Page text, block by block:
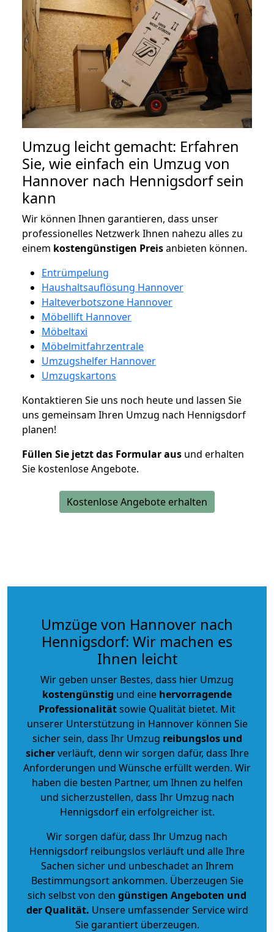
Umzug leicht gemacht: Erfahren
Sie, wie einfach ein Umzug von
Hannover nach Hennigsdorf sein
kann
Wir können Ihnen garantieren, dass unser
professionelles Netzwerk Ihnen nahezu alles zu
einem kostengünstigen Preisanbieten können.
Entrümpelung
Haushaltsauflösung Hannover
Halteverbotszone Hannover
Möbellift Hannover
Möbeltaxi
Möbelmitfahrzentrale
Umzugshelfer Hannover
Umzugskartons
Kontaktieren Sie uns noch heute und lassen Sie
uns gemeinsam Ihren Umzug nach Hennigsdorf
planen!
Füllen Sie jetzt das Formular aus und erhalten
Sie kostenlose Angebote.
Kostenlose Angebote erhalten
Umzüge von Hannover nach
Hennigsdorf: Wir machen es
Ihnen leicht
Wir geben unser Bestes, dass hier Umzug
kostengünstig und eine hervorragende
Professionalitätsowie Qualität bietet. Mit
unserer Unterstützung in Hannover können Sie
sicher sein, dass Ihr Umzug reibungslos und
sicherverläuft, denn wir sorgen dafür, dass Ihre
Anforderungen und Wünsche erfüllt werden. Wir
haben die besten Partner, um Ihnen zu helfen
und sicherzustellen, dass Ihr Umzug nach
Hennigsdorf ein erfolgreicher ist.
Wir sorgen dafür, dass Ihr Umzug nach
Hennigsdorf reibungslos verläuft und alle Ihre
Sachen sicher und unbeschadet an Ihrem
Bestimmungsort ankommen. Überzeugen Sie
sich selbst von den günstigen Angeboten und
der Qualität. Unsere umfassender Service wird
Sie garantiert überzeugen.